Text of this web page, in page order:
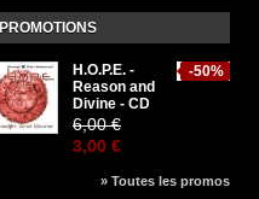
PROMOTIONS
-50%
H.O.P.E. -
Reason and
Divine - CD
6,00 €
3,00 €
» Toutes les promos